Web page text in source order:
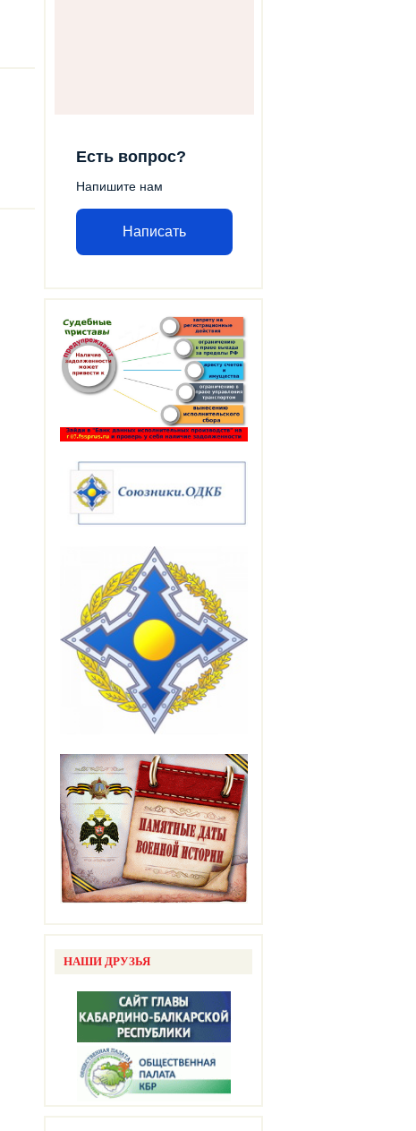
Есть вопрос?
Напишите нам
Написать
НАШИ ДРУЗЬЯ